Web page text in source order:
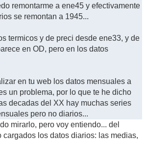
remontarme a ene45 y efectivamente
se remontan a 1945...
termicos y de preci desde ene33, y de
en OD, pero en los datos
en tu web los datos mensuales a
un problema, por lo que te he dicho
decadas del XX hay muchas series
pero no diarios...
mirarlo, pero voy entiendo... del
cargados los datos diarios: las medias,